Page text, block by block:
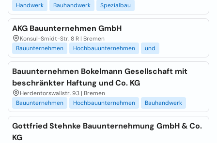
Handwerk
Bauhandwerk Spezialbau
AKG Bauunternehmen GmbH
Konsul-Smidt-Str. 8 R | Bremen
Bauunternehmen
Hochbauunternehmen und
Bauunternehmen Bokelmann Gesellschaft mit
beschränkter Haftung und Co. KG
Herdentorswallstr. 93 | Bremen
Bauunternehmen
Hochbauunternehmen Bauhandwerk
Gottfried Stehnke Bauunternehmung GmbH & Co.
KG